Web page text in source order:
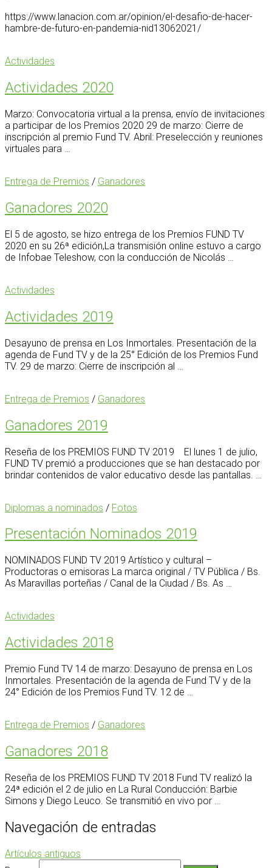
https://www.lanacion.com.ar/opinion/el-desafio-de-hacer-
hambre-de-futuro-en-pandemia-nid13062021/
Actividades
Actividades 2020
Marzo: Convocatoria virtual a la prensa, envío de invitaciones
a participar de los Premios 2020 29 de marzo: Cierre de
inscripción al premio Fund TV. Abril: Preselección y reuniones
virtuales para …
Entrega de Premios / Ganadores
Ganadores 2020
El 5 de agosto, se hizo entrega de los Premios FUND TV
2020 en su 26ª edición,La transmisión online estuvo a cargo
de Infobae Teleshow, con la conducción de Nicolás …
Actividades
Actividades 2019
Desayuno de prensa en Los Inmortales. Presentación de la
agenda de Fund TV y de la 25° Edición de los Premios Fund
TV. 29 de marzo: Cierre de inscripción al …
Entrega de Premios / Ganadores
Ganadores 2019
Reseña de los PREMIOS FUND TV 2019 El lunes 1 de julio,
FUND TV premió a producciones que se han destacado por
brindar contenidos de valor educativo desde las pantallas. …
Diplomas a nominados / Fotos
Presentación Nominados 2019
NOMINADOS FUND TV 2019 Artístico y cultural –
Productoras o emisoras La marca original / TV Pública / Bs.
As Maravillas porteñas / Canal de la Ciudad / Bs. As …
Actividades
Actividades 2018
Premio Fund TV 14 de marzo: Desayuno de prensa en Los
Inmortales. Presentación de la agenda de Fund TV y de la
24° Edición de los Premios Fund TV. 12 de …
Entrega de Premios / Ganadores
Ganadores 2018
Reseña de los PREMIOS FUND TV 2018 Fund TV realizó la
24ª edición el 2 de julio en La Rural Conducción: Barbie
Simons y Diego Leuco. Se transmitió en vivo por …
Navegación de entradas
Artículos antiguos